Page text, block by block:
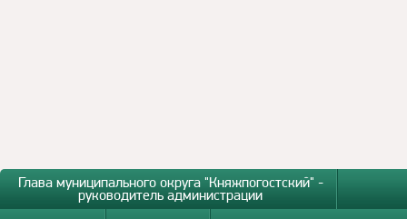
Глава муниципального округа "Княжпогостский" -
руководитель администрации